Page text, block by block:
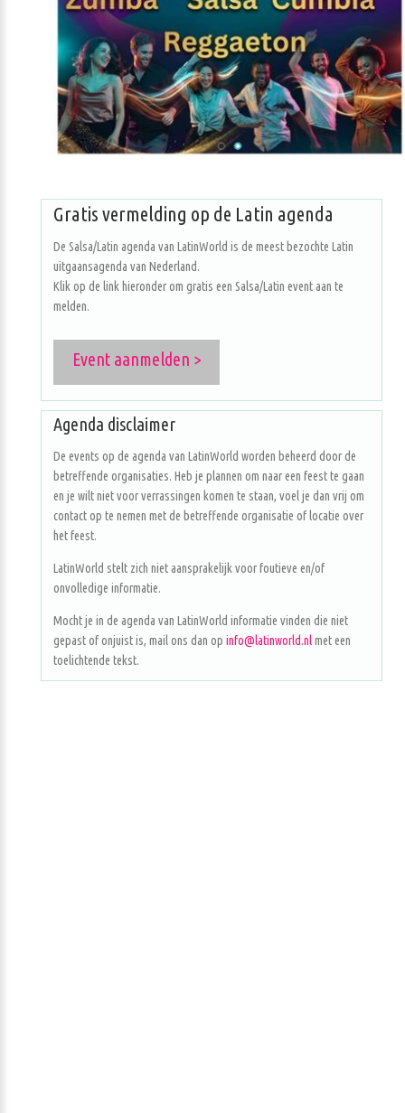
Gratis vermelding op de Latin agenda
De Salsa/Latin agenda van LatinWorld is de meest bezochte Latin
uitgaansagenda van Nederland.
Klik op de link hieronder om gratis een Salsa/Latin event aan te
melden.
Event aanmelden >
Agenda disclaimer
De events op de agenda van LatinWorld worden beheerd door de
betreffende organisaties. Heb je plannen om naar een feest te gaan
en je wilt niet voor verrassingen komen te staan, voel je dan vrij om
contact op te nemen met de betreffende organisatie of locatie over
het feest.
LatinWorld stelt zich niet aansprakelijk voor foutieve en/of
onvolledige informatie.
Mocht je in de agenda van LatinWorld informatie vinden die niet
gepast of onjuist is, mail ons dan op info@latinworld.nlmet een
toelichtende tekst.